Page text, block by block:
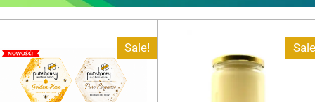
Sale!